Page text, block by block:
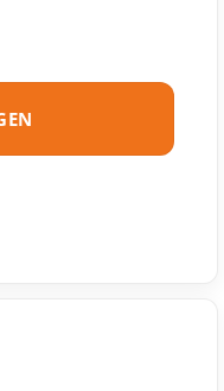
(zwart + 3